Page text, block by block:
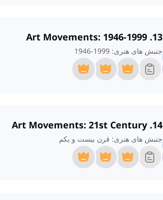
13. Art Movements: 1946-1999
جنبش های هنری: 1999-1946
14. Art Movements: 21st Century
جنبش های هنری: قرن بیست و یکم